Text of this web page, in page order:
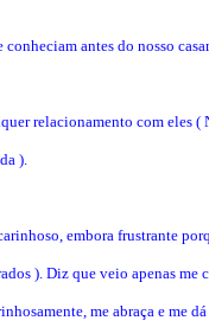
conheciam antes do nosso
relacionamento com eles (
).
embora frustrante
). Diz que veio apenas me
me abraça e me